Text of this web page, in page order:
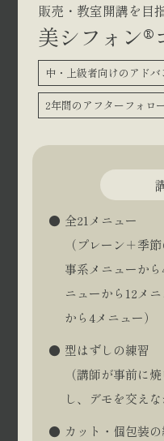
販売・教室開講を目
美シフォン®
中・上級者向けのアド
2年間のアフターフォロ
全21メニュー
（プレーン＋季
事系メニューか
ニューから12メ
から4メニュー）
型はずしの練習
（講師が事前に
し、デモを交え
カット・個包装